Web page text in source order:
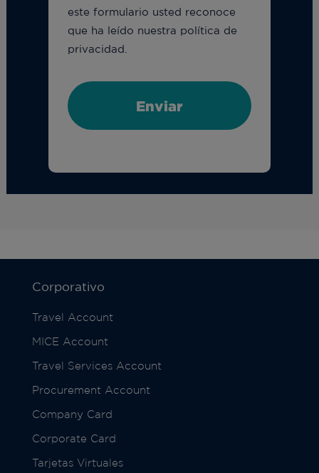
este formulario usted reconoce
que ha leído nuestra política de
privacidad.
Corporativo
Travel Account
MICE Account
Travel Services Account
Procurement Account
Company Card
Corporate Card
Tarjetas Virtuales